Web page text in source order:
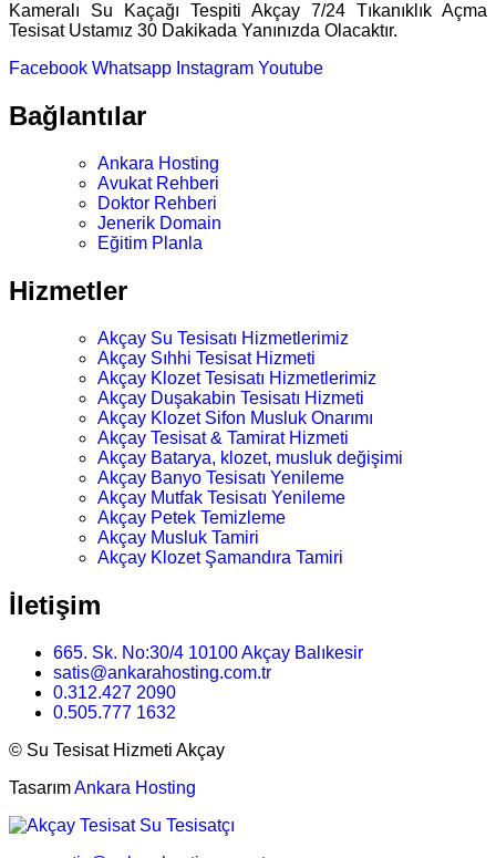
Kameralı Su Kaçağı Tespiti Akçay 7/24 Tıkanıklık Açma
Tesisat Ustamız 30 Dakikada Yanınızda Olacaktır.
Facebook Whatsapp Instagram Youtube
Bağlantılar
Ankara Hosting
Avukat Rehberi
Doktor Rehberi
Jenerik Domain
Eğitim Planla
Hizmetler
Akçay Su Tesisatı Hizmetlerimiz
Akçay Sıhhi Tesisat Hizmeti
Akçay Klozet Tesisatı Hizmetlerimiz
Akçay Duşakabin Tesisatı Hizmeti
Akçay Klozet Sifon Musluk Onarımı
Akçay Tesisat & Tamirat Hizmeti
Akçay Batarya, klozet, musluk değişimi
Akçay Banyo Tesisatı Yenileme
Akçay Mutfak Tesisatı Yenileme
Akçay Petek Temizleme
Akçay Musluk Tamiri
Akçay Klozet Şamandıra Tamiri
İletişim
665. Sk. No:30/4 10100 Akçay Balıkesir
satis@ankarahosting.com.tr
0.312.427 2090
0.505.777 1632
© Su Tesisat Hizmeti Akçay
TasarımAnkara Hosting